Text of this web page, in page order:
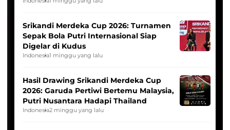
Srikandi Merdeka Cup 2026: Turnamen
Sepak Bola Putri Internasional Siap
Digelar di Kudus
Indonesia1 minggu yang lalu
Hasil Drawing Srikandi Merdeka Cup
2026: Garuda Pertiwi Bertemu Malaysia,
Putri Nusantara Hadapi Thailand
Indonesia2 minggu yang lalu